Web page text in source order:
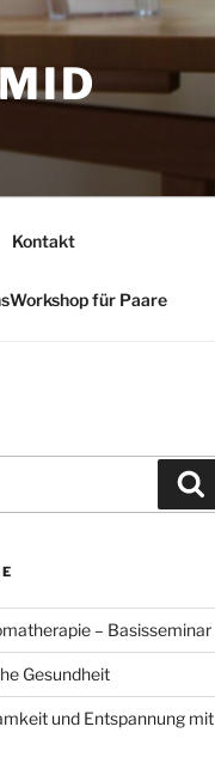
Kontakt
für Paare
– Basisseminar
Gesundheit
und Entspannung mit